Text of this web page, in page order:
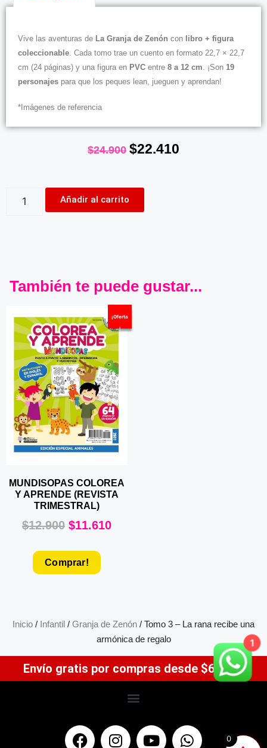
Vive las aventuras de La Granja de Zenón con libro + figura
coleccionable . Cada tomo trae un cuento en formato 22,7 × 22,7
cm (24 páginas) y una figura en PVC entre 8 a 12 cm . ¡Son 19
personajes para que los peques lean, jueguen y aprendan!
*Imágenes de referencia
$24.900 $22.410
Añadir al carrito
También te puede gustar...
¡Oferta
!
MUNDISOPAS COLOREA
Y APRENDE (REVISTA
TRIMESTRAL)
$12.900 $11.610
Comprar!
Inicio / Infantil / Granja de Zenón / Tomo 3 – La rana recibe una
armónica de regalo
Envío gratis por compras desde $64.900
0
1